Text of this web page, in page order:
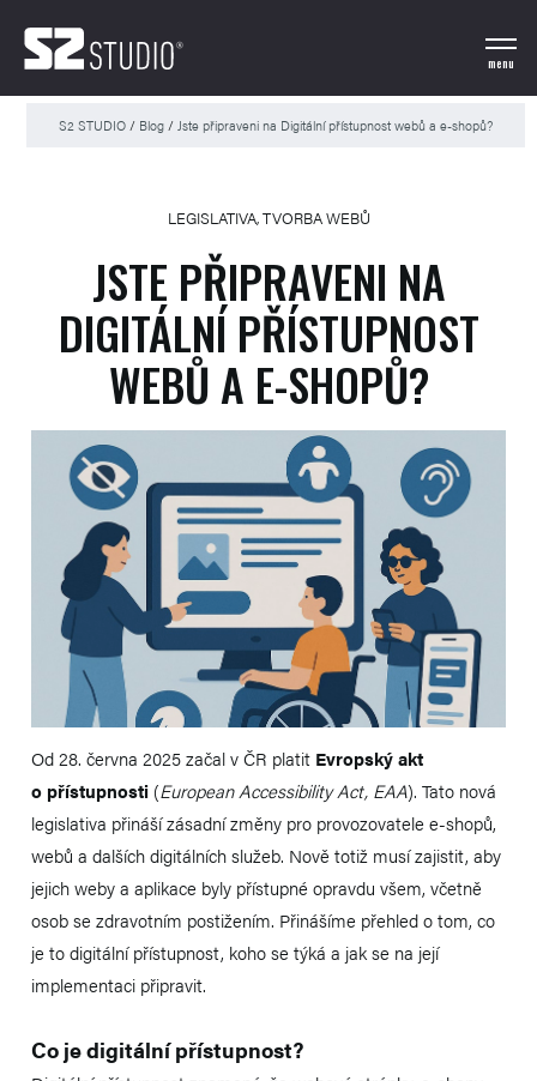
menu
S2 STUDIO / Blog / Jste připraveni na Digitální přístupnost webů a e-shopů?
LEGISLATIVA,TVORBA WEBŮ
JSTE PŘIPRAVENI NA
DIGITÁLNÍ PŘÍSTUPNOST
WEBŮ A E-SHOPŮ?
Od 28. června 2025 začal v ČR platit Evropský akt
o přístupnosti (European Accessibility Act, EAA). Tato nová
legislativa přináší zásadní změny pro provozovatele e-shopů,
webů a dalších digitálních služeb. Nově totiž musí zajistit, aby
jejich weby a aplikace byly přístupné opravdu všem, včetně
osob se zdravotním postižením. Přinášíme přehled o tom, co
je to digitální přístupnost, koho se týká a jak se na její
implementaci připravit.
Co je digitální přístupnost?